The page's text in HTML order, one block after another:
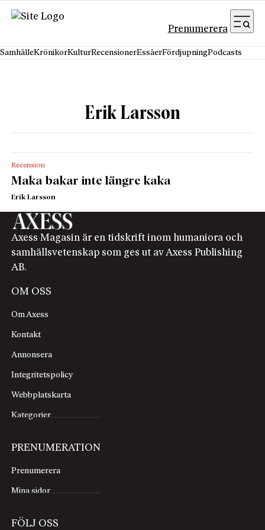
Hoppa till innehåll
Prenumerera
SamhälleKrönikorKulturRecensionerEssäerFördjupningPodcasts
Erik Larsson
Recension
Maka bakar inte längre kaka
Erik Larsson
Axess Magasin är en tidskrift inom humaniora och
samhällsvetenskap som ges ut av Axess Publishing
AB.
OM OSS
Om Axess
Kontakt
Annonsera
Integritetspolicy
Webbplatskarta
Kategorier
PRENUMERATION
Prenumerera
Mina sidor
FÖLJ OSS